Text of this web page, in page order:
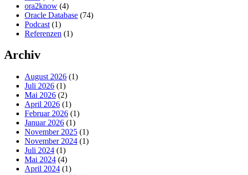
ora2know (4)
Oracle Database (74)
Podcast (1)
Referenzen (1)
Archiv
August 2026 (1)
Juli 2026 (1)
Mai 2026 (2)
April 2026 (1)
Februar 2026 (1)
Januar 2026 (1)
November 2025 (1)
November 2024 (1)
Juli 2024 (1)
Mai 2024 (4)
April 2024 (1)